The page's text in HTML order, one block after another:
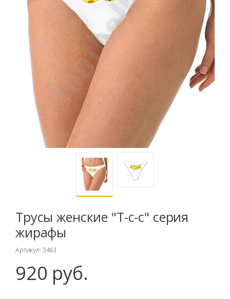
Трусы женские "Т-с-с" серия
жирафы
Артикул: 3463
920 руб.